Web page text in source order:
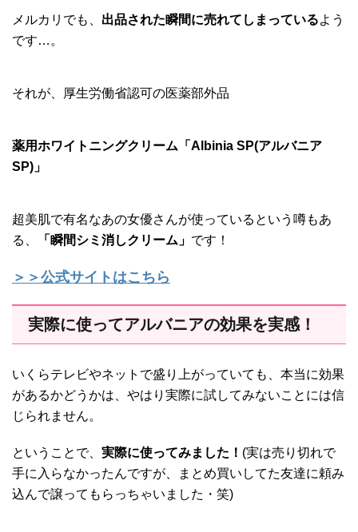
メルカリでも、 出品された瞬間に売れてしまっているよう
です…。
それが、厚生労働省認可の医薬部外品
薬用ホワイトニングクリーム「Albinia SP(アルバニア
SP)」
超美肌で有名なあの女優さんが使っているという噂もあ
る、
「瞬間シミ消しクリーム」 です！
＞＞公式サイトはこちら
実際に使ってアルバニアの効果を実感！
いくらテレビやネットで盛り上がっていても、本当に効果
があるかどうかは、やはり実際に試してみないことには信
じられません。
ということで、 実際に使ってみました！ (実は売り切れで
手に入らなかったんですが、まとめ買いしてた友達に頼み
込んで譲ってもらっちゃいました・笑)